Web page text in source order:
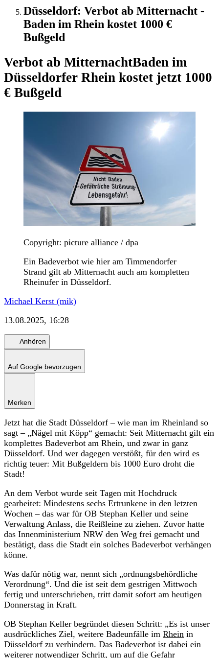
Düsseldorf: Verbot ab Mitternacht -
Baden im Rhein kostet 1000 €
Bußgeld
Verbot ab MitternachtBaden im
Düsseldorfer Rhein kostet jetzt 1000
€ Bußgeld
Copyright: picture alliance / dpa
Ein Badeverbot wie hier am Timmendorfer
Strand gilt ab Mitternacht auch am kompletten
Rheinufer in Düsseldorf.
Michael Kerst (mik)
13.08.2025, 16:28
Anhören
Auf Google bevorzugen
Merken
Jetzt hat die Stadt Düsseldorf – wie man im Rheinland so
sagt – „Nägel mit Köpp“ gemacht: Seit Mitternacht gilt ein
komplettes Badeverbot am Rhein, und zwar in ganz
Düsseldorf. Und wer dagegen verstößt, für den wird es
richtig teuer: Mit Bußgeldern bis 1000 Euro droht die
Stadt!
An dem Verbot wurde seit Tagen mit Hochdruck
gearbeitet: Mindestens sechs Ertrunkene in den letzten
Wochen – das war für OB Stephan Keller und seine
Verwaltung Anlass, die Reißleine zu ziehen. Zuvor hatte
das Innenministerium NRW den Weg frei gemacht und
bestätigt, dass die Stadt ein solches Badeverbot verhängen
könne.
Was dafür nötig war, nennt sich „ordnungsbehördliche
Verordnung“. Und die ist seit dem gestrigen Mittwoch
fertig und unterschrieben, tritt damit sofort am heutigen
Donnerstag in Kraft.
OB Stephan Keller begründet diesen Schritt: „Es ist unser
ausdrückliches Ziel, weitere Badeunfälle im Rhein in
Düsseldorf zu verhindern. Das Badeverbot ist dabei ein
weiterer notwendiger Schritt, um auf die Gefahr